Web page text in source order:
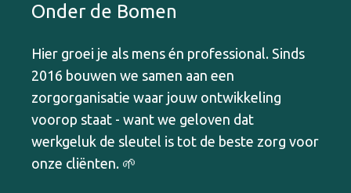
Onder de Bomen
Hier groei je als mens én professional. Sinds
2016 bouwen we samen aan een
zorgorganisatie waar jouw ontwikkeling
voorop staat - want we geloven dat
werkgeluk de sleutel is tot de beste zorg voor
onze cliënten. 🌱